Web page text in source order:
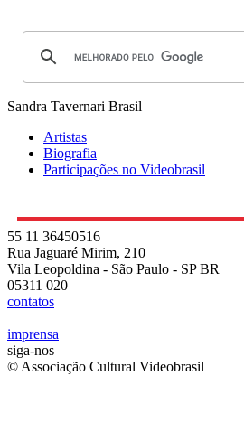
Sandra Tavernari Brasil
Artistas
Biografia
Participações no Videobrasil
55 11 36450516
Rua Jaguaré Mirim, 210
Vila Leopoldina - São Paulo - SP BR
05311 020
contatos
imprensa
siga-nos
© Associação Cultural Videobrasil